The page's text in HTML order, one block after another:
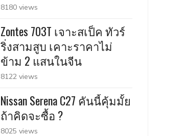
8180 views
Zontes 703T เจาะสเป็ค ทัวร์
ริ่งสามสูบ เคาะราคาไม่
ข้าม 2 แสนในจีน
8122 views
Nissan Serena C27 คันนี้คุ้มมั้ย
ถ้าคิดจะซื้อ ?
8025 views